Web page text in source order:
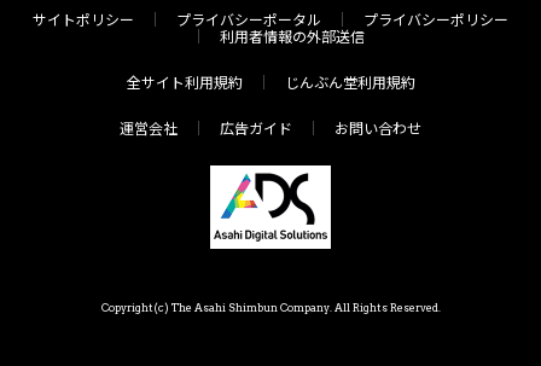
サイトポリシー プライバシーポータル
プライバシーポリシー
利用者情報の外部送信
全サイト利用規約 じんぶん堂利用規約
運営会社 広告ガイド お問い合わせ
Copyright(c) The Asahi Shimbun Company. All Rights Reserved.